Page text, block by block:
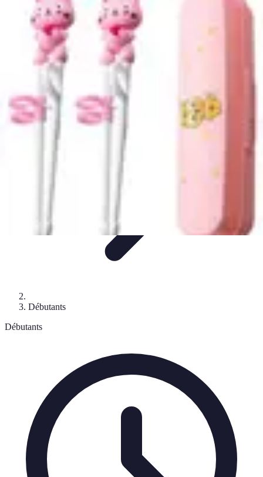
Tout sur le Padel
Entraînement et TechniquesTechniques et
StratégiesÉquipement TendancesÉquipement et Terrain
Tout sur le Padel
Débutants
Débutants